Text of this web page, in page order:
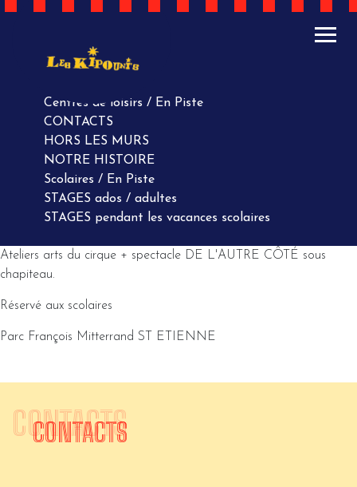
ACTUALITÉS
AGENDA
Centres de loisirs / En Piste
CONTACTS
HORS LES MURS
NOTRE HISTOIRE
Scolaires / En Piste
STAGES ados / adultes
STAGES pendant les vacances scolaires
Ateliers arts du cirque + spectacle DE L'AUTRE CÔTÉ sous
chapiteau.
Réservé aux scolaires
Parc François Mitterrand ST ETIENNE
CONTACTS
CONTACTS